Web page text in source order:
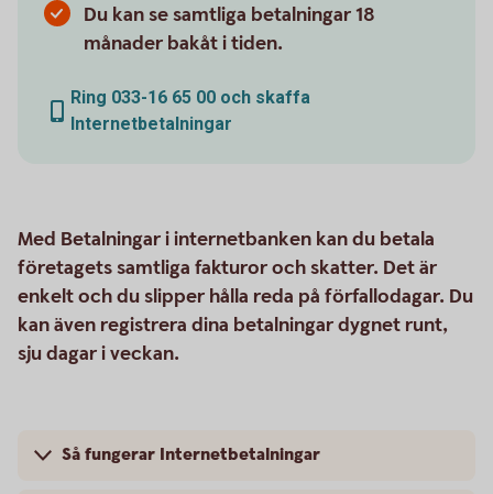
Du kan se samtliga betalningar 18
månader bakåt i tiden.
Ring 033-16 65 00 och skaffa
Internetbetalningar
Med Betalningar i internetbanken kan du betala
företagets samtliga fakturor och skatter. Det är
enkelt och du slipper hålla reda på förfallodagar. Du
kan även registrera dina betalningar dygnet runt,
sju dagar i veckan.
Så fungerar Internetbetalningar